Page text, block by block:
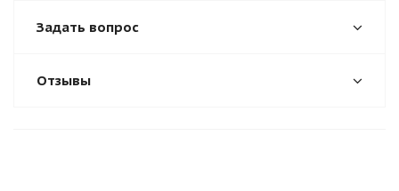
Задать вопрос
Отзывы